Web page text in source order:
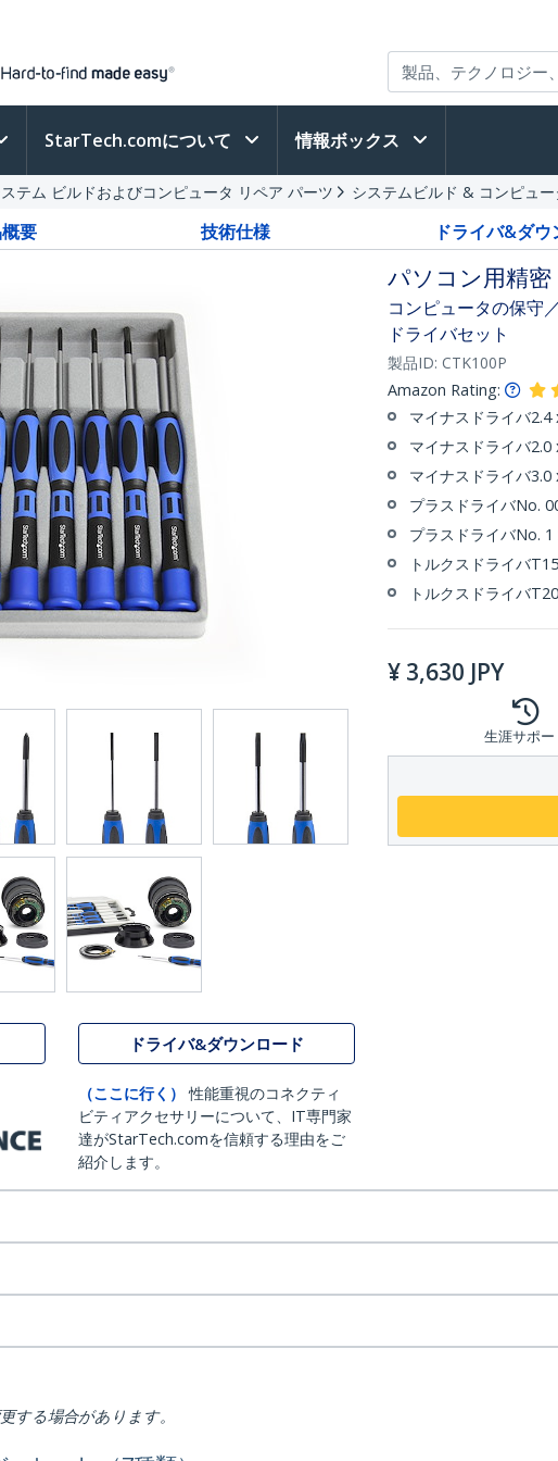
StarTech.comについて 情報ボックス
テム ビルドおよびコンピュータ リペア パーツ システムビルド & コンピュ
要 技術仕様 ドライバ&ダウ
ドライバ&ダウンロード
（ここに行く）
性能重視のコネクティ
ビティアクセサリーについて、IT専門家
達がStarTech.comを信頼する理由をご
紹介します。
パソコン用精密
コンピュータの保守
ドライバセット
製品ID: CTK100P
Amazon Rating:
マイナスドライバ
マイナスドライバ
マイナスドライバ
プラスドライバNo.
プラスドライバNo.
トルクスドライバ
トルクスドライバ
¥ 3,630 JPY
生涯サポー
する場合があります。